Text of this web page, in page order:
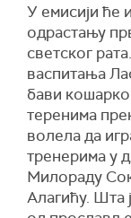
У емисији ће
одрастању
светског
васпитања
бави
теренима
волела да
тренерима у
Милораду
Алагићу. Шта